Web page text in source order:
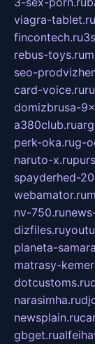
viagra-tablet.ru
fincontech.ru
rebus-toys.ru
seo-
card-voice.ru
domizbrusa-
a380club.ru
perk-oka.rug-
naruto-x.ru
spayderhed-
webamator.ru
nv-750.ru
dizfiles.ru
planeta-
matrasy-
dotcustoms.ru
narasimha.ru
newsplain.ru
gbget.ru